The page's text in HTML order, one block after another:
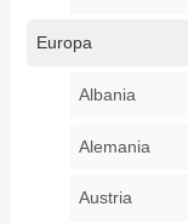
Europa
Albania
Alemania
Austria